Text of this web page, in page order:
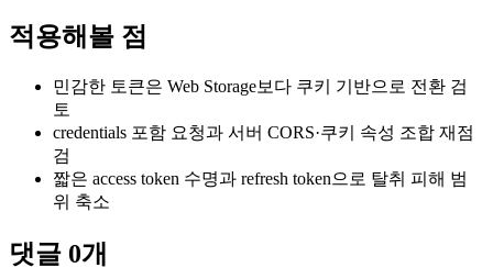
적용해볼 점
민감한 토큰은 Web Storage보다 쿠키 기반으로 전환 검
토
credentials 포함 요청과 서버 CORS·쿠키 속성 조합 재점
검
짧은 access token 수명과 refresh token으로 탈취 피해 범
위 축소
댓글 0개